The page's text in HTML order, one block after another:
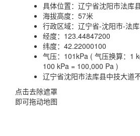
具体位置： 辽宁省沈阳市法库
海拔高度： 57米
行政区域： 辽宁省-沈阳市-法
经度： 123.44847200
纬度： 42.22000100
气压： 101kPa ( 气压换算：1
100 kPa = 100,000 Pa )
辽宁省沈阳市法库县中技大道
点击去除遮罩
即可拖动地图